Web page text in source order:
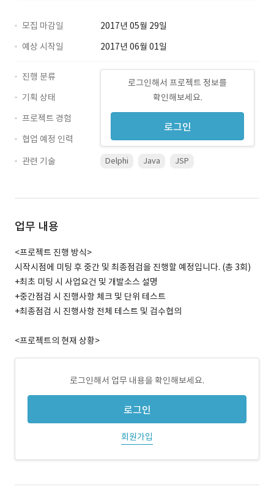
모집 마감일
2017년 05월 29일
예상 시작일
2017년 06월 01일
로그인해서 프로젝트 정보를
확인해보세요.
로그인
진행 분류
기획 상태
프로젝트 경험
협업 예정 인력
관련 기술
Delphi Java JSP
업무 내용
<프로젝트 진행 방식>
시작시점에 미팅 후 중간 및 최종점검을 진행할 예정입니다. (총 3회)
+최초 미팅 시 사업요건 및 개발소스 설명
+중간점검 시 진행사항 체크 및 단위 테스트
+최종점검 시 진행사항 전체 테스트 및 검수협의
<프로젝트의 현재 상황>
로그인해서 업무 내용을 확인해보세요.
로그인
회원가입